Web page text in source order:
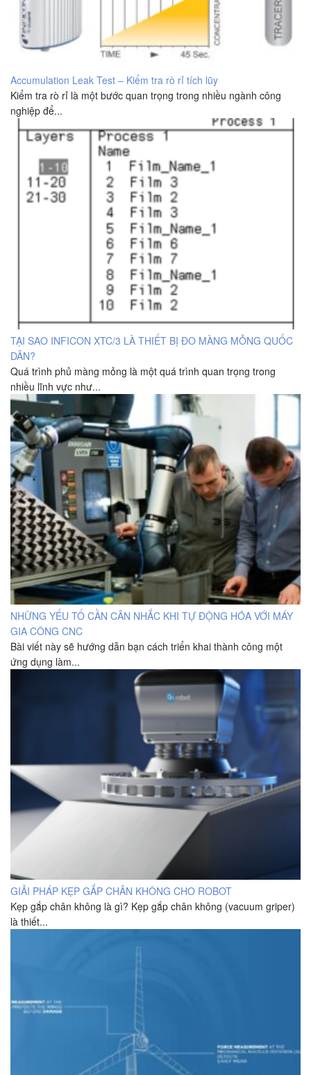
Accumulation Leak Test – Kiểm tra rò rỉ tích lũy
Kiểm tra rò rỉ là một bước quan trọng trong nhiều ngành công
nghiệp để...
TẠI SAO INFICON XTC/3 LÀ THIẾT BỊ ĐO MÀNG MỎNG QUỐC
DÂN?
Quá trình phủ màng mỏng là một quá trình quan trọng trong
nhiều lĩnh vực như...
NHỮNG YẾU TỐ CẦN CÂN NHẮC KHI TỰ ĐỘNG HÓA VỚI MÁY
GIA CÔNG CNC
Bài viết này sẽ hướng dẫn bạn cách triển khai thành công một
ứng dụng làm...
GIẢI PHÁP KẸP GẮP CHÂN KHÔNG CHO ROBOT
Kẹp gắp chân không là gì? Kẹp gắp chân không (vacuum griper)
là thiết...